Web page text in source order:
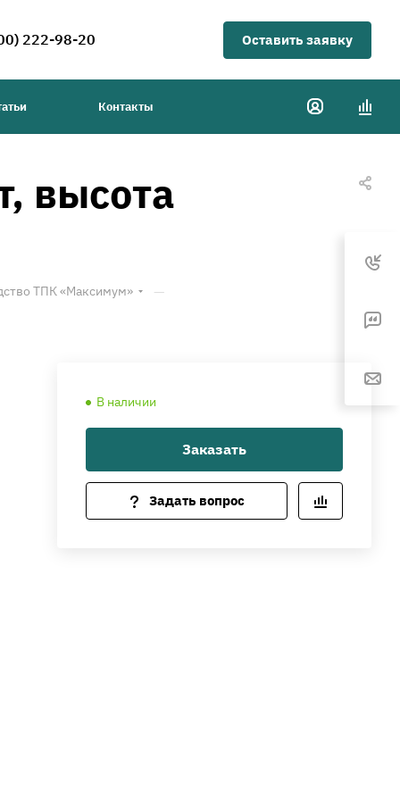
222-98-20 Оставить заявку
Контакты
высота
ТПК «Максимум» —
В наличии
Заказать
Задать вопрос